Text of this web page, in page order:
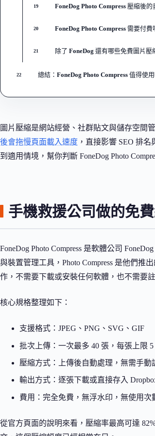
19 FoneDog Photo Compress 壓縮後的
20 FoneDog Photo Compress 需要付費
21 除了 FoneDog 還有哪些免費圖片壓
22 總結：FoneDog Photo Compress 值得使
圖片壓縮是網站經營、社群貼文與儲存空間
後會拖慢頁面載入速度 ，直接影響 SEO 排
到適用情境，幫你判斷 FoneDog Photo
手機救援公司做的免
FoneDog Photo Compress 是軟體公司
與裝置管理工具，Photo Compress 是他們推
作，不需要下載或安裝任何軟體，也不需要
核心規格整理如下：
支援格式：JPEG、PNG、SVG、GIF
批次上傳：一次最多 40 張，每張上限
壓縮方式：上傳後自動處理，無需手動
輸出方式：逐張下載或直接存入
費用：完全免費，無浮水印，無使用次
從官方頁面的說明來看，壓縮率最高可達